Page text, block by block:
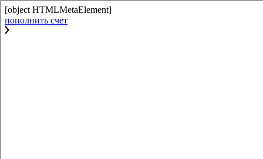
[object HTMLMetaElement]
пополнить счет